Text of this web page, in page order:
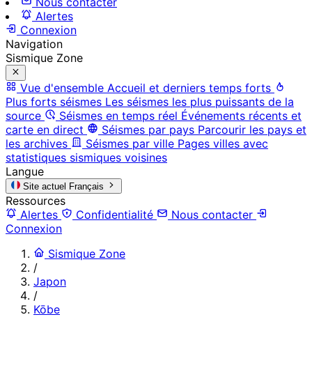
Alertes
Connexion
Navigation
Sismique Zone
Vue d'ensemble Accueil et derniers temps forts
Plus forts séismes Les séismes les plus puissants de la
source
Séismes en temps réel Événements récents et
carte en direct
Séismes par pays Parcourir les pays et
les archives
Séismes par ville Pages villes avec
statistiques sismiques voisines
Langue
Site actuel Français
Ressources
Alertes
Confidentialité
Nous contacter
Connexion
Sismique Zone
/
Japon
/
Kōbe